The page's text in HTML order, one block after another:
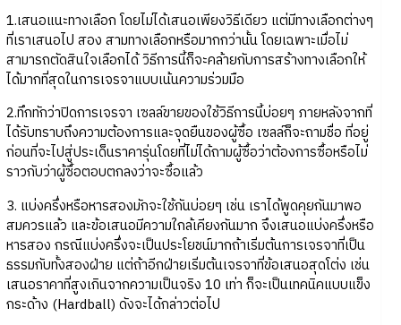
1.เสนอแนะทางเลือก โดยไม่ได้เสนอเพียงวิธีเดียว แต่มีทางเลือกต่างๆ
ที่เราเสนอไป สอง สามทางเลือกหรือมากกว่านั้น โดยเฉพาะเมื่อไม่
สามารถตัดสินใจเลือกได้ วิธีการนี้ก็จะคล้ายกับการสร้างทางเลือกให้
ได้มากที่สุดในการเจรจาแบบเน้นความร่วมมือ
2.ทึกทักว่าปิดการเจรจา เซลล์ขายของใช้วิธีการนี้บ่อยๆ ภายหลังจากที่
ได้รับทราบถึงความต้องการและจุดยืนของผู้ซื้อ เซลล์ก็จะถามชื่อ ที่อยู่
ก่อนที่จะไปสู่ประเด็นราคารุ่นโดยที่ไม่ได้ถามผู้ซื้อว่าต้องการซื้อหรือไม่
ราวกับว่าผู้ซื้อตอบตกลงว่าจะซื้อแล้ว
3. แบ่งครึ่งหรือหารสองมักจะใช้กันบ่อยๆ เช่น เราได้พูดคุยกันมาพอ
สมควรแล้ว และข้อเสนอมีความใกล้เคียงกันมาก จึงเสนอแบ่งครึ่งหรือ
หารสอง กรณีแบ่งครึ่งจะเป็นประโยชน์มากถ้าเริ่มต้นการเจรจาที่เป็น
ธรรมกับทั้งสองฝ่าย แต่ถ้าอีกฝ่ายเริ่มต้นเจรจาที่ข้อเสนอสุดโต่ง เช่น
เสนอราคาที่สูงเกินจากความเป็นจริง 10 เท่า ก็จะเป็นเทคนิคแบบแข็ง
กระด้าง (Hardball) ดังจะได้กล่าวต่อไป